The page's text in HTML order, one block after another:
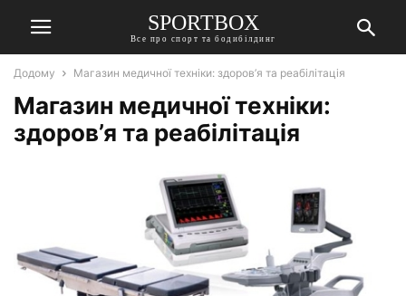
SPORTBOX
Все про спорт та бодибілдинг
Додому Магазин медичної техніки: здоров’я та реабілітація
Магазин медичної техніки:
здоров’я та реабілітація